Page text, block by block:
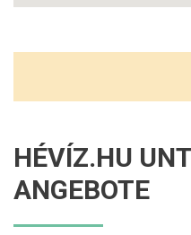
HÉVÍZ.HU
ANGEBOTE